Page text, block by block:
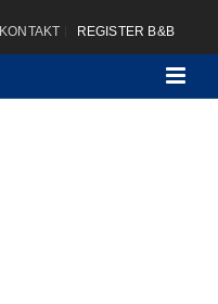
KONTAKT REGISTER B&B